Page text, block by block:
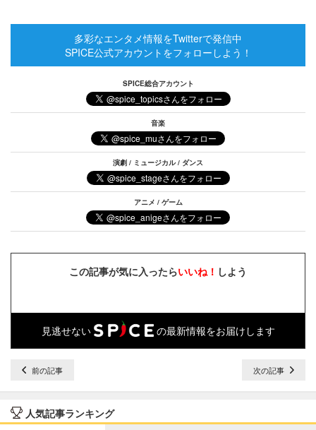
多彩なエンタメ情報をTwitterで発信中
SPICE公式アカウントをフォローしよう！
SPICE総合アカウント
音楽
演劇 / ミュージカル / ダンス
アニメ / ゲーム
この記事が気に入ったらいいね！ しよう
見逃せない の最新情報をお届けします
前の記事 次の記事
人気記事ランキング